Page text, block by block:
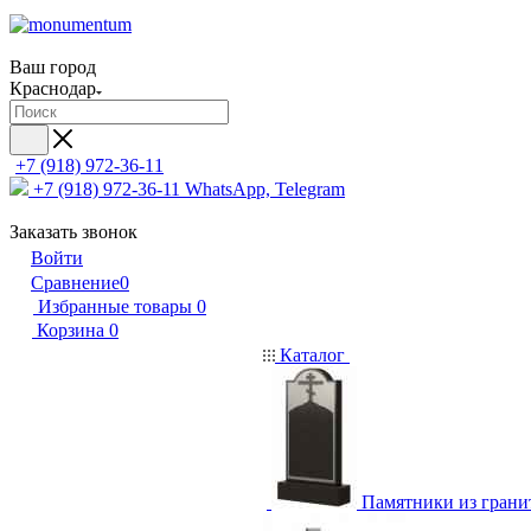
Ваш город
Краснодар
+7 (918) 972-36-11
+7 (918) 972-36-11 WhatsApp, Telegram
Заказать звонок
Войти
Сравнение0
Избранные товары 0
Корзина 0
Каталог
Памятники из